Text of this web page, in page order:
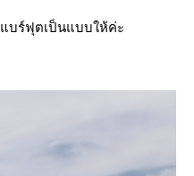
บร์ฟุตเป็นแบบให้ค่ะ